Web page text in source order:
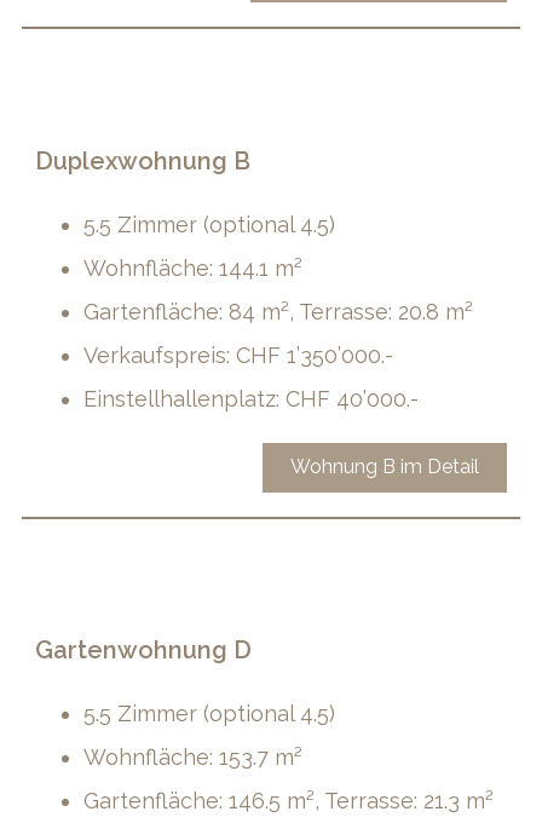
Duplexwohnung B
5.5 Zimmer (optional 4.5)
Wohnfläche: 144.1 m²
Gartenfläche: 84 m², Terrasse: 20.8 m²
Verkaufspreis: CHF 1’350’000.-
Einstellhallenplatz: CHF 40’000.-
Wohnung B im Detail
Gartenwohnung D
5.5 Zimmer (optional 4.5)
Wohnfläche: 153.7 m²
Gartenfläche: 146.5 m², Terrasse: 21.3 m²